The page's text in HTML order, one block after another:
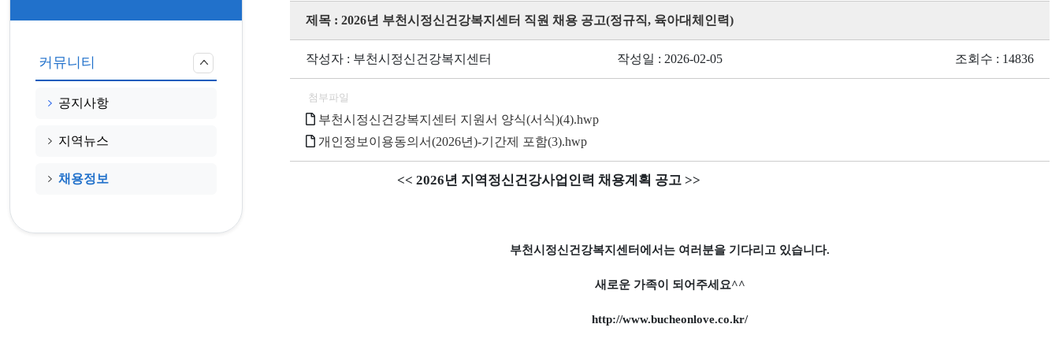
커뮤니티
공지사항
지역뉴스
채용정보
제목 : 2026년 부천시정신건강복지센터 직원 채용 공고(정규직, 육아대체인력)
작성자 : 부천시정신건강복지센터 작성일 : 2026-02-05 조회수 : 14836
첨부파일
부천시정신건강복지센터 지원서 양식(서식)(4).hwp
개인정보이용동의서(2026년)-기간제 포함(3).hwp
<< 2026년 지역정신건강사업인력 채용계획 공고 >>
부천시정신건강복지센터에서는 여러분을 기다리고 있습니다.
새로운 가족이 되어주세요^^
http://www.bucheonlove.co.kr/